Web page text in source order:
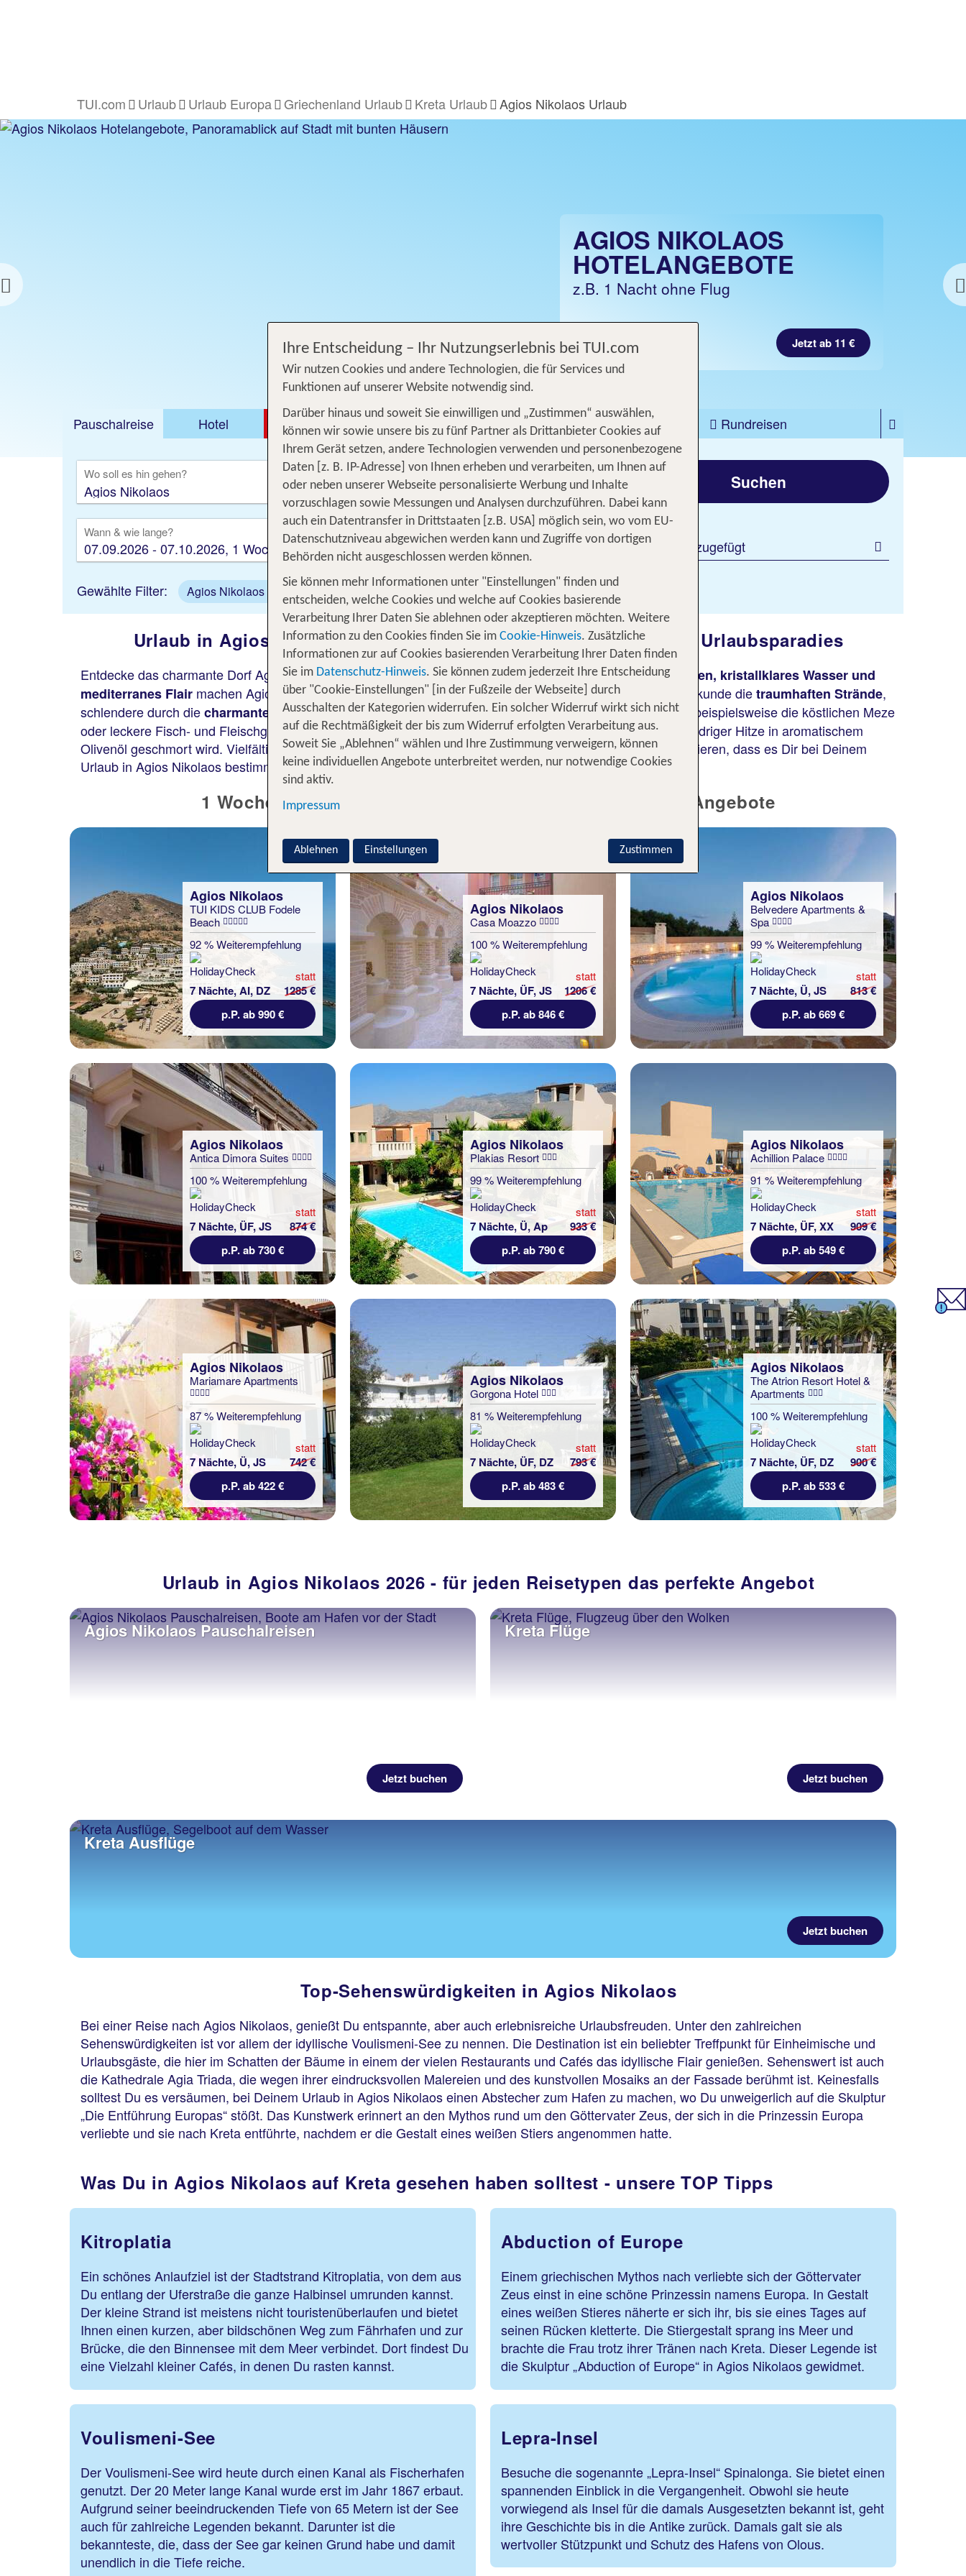
TUI.com Urlaub Urlaub Europa Griechenland Urlaub Kreta Urlaub Agios Nikolaos Urlaub
Previous
Jetzt ab 316 €
AGIOS NIKOLAOS
HOTELANGEBOTE
z.B. 1 Nacht ohne Flug
Jetzt ab 11 €
Pauschalreise Hotel DEALS Flug Ferienhaus Mietwagen Kreuzfahrten
Rundreisen
Ausflüge
Camper Privattransfer Zusatzleistungen
Wo soll es hin gehen? Von wo?
Beliebig
Wann & wie lange?
07.09.2026 - 07.10.2026, 1 Woche
Wer reist mit?
2 Erwachsene
Suchen
1 Filter hinzugefügt
Gewählte Filter: Agios Nikolaos
Urlaub in Agios Nikolaos: TUI bringt Dich schnell und sicher ins Urlaubsparadies
Entdecke das charmante Dorf Agios Nikolaos im Osten der beliebten Urlaubsinsel Kreta.Malerische Buchten, kristallklares Wasser und
mediterranes Flair machen Agios Nikolaos zu dem perfekten Ort, um hier die Seele baumeln zu lassen. Erkunde dietraumhaften Strände,
schlendere durch diecharmante Altstadtund genieße in denkleinen Tavernendie lokalen Spezialitäten, beispielsweise die köstlichen Meze
oder leckere Fisch- und Fleischgerichte wie Tsigariastó, Lamm- oder Ziegenfleisch, das langsam und bei niedriger Hitze in aromatischem
Olivenöl geschmort wird. Vielfältige Ausflugs- und Freizeitmöglichkeiten sorgen für Abwechslung und garantieren, dass es Dir bei Deinem
Urlaub in Agios Nikolaos bestimmt nicht langweilig wird.
1 Woche Agios Nikolaos Urlaub inkl. Flug - Unsere TOP Angebote
Agios Nikolaos
TUI KIDS CLUB Fodele
Beach
92 % Weiterempfehlung
7 Nächte, AI, DZ
statt
1285 €
p.P. ab 990 €
Agios Nikolaos
Casa Moazzo
100 % Weiterempfehlung
7 Nächte, ÜF, JS
statt
1206 €
p.P. ab 846 €
Agios Nikolaos
Belvedere Apartments &
Spa
99 % Weiterempfehlung
7 Nächte, Ü, JS
statt
813 €
p.P. ab 669 €
Agios Nikolaos
Antica Dimora Suites
100 % Weiterempfehlung
7 Nächte, ÜF, JS
statt
874 €
p.P. ab 730 €
Agios Nikolaos
Plakias Resort
99 % Weiterempfehlung
7 Nächte, Ü, Ap
statt
933 €
p.P. ab 790 €
Agios Nikolaos
Achillion Palace
91 % Weiterempfehlung
7 Nächte, ÜF, XX
statt
909 €
p.P. ab 549 €
Agios Nikolaos
Mariamare Apartments
87 % Weiterempfehlung
7 Nächte, Ü, JS
statt
742 €
p.P. ab 422 €
Agios Nikolaos
Gorgona Hotel
81 % Weiterempfehlung
7 Nächte, ÜF, DZ
statt
793 €
p.P. ab 483 €
Agios Nikolaos
The Atrion Resort Hotel &
Apartments
100 % Weiterempfehlung
7 Nächte, ÜF, DZ
statt
900 €
p.P. ab 533 €
Urlaub in Agios Nikolaos 2026 - für jeden Reisetypen das perfekte Angebot
Agios Nikolaos Pauschalreisen
Jetzt buchen
Kreta Flüge
Jetzt buchen
Kreta Ausflüge
Jetzt buchen
Top-Sehenswürdigkeiten in Agios Nikolaos
Bei einer Reise nach Agios Nikolaos, genießt Du entspannte, aber auch erlebnisreiche Urlaubsfreuden. Unter den zahlreichen
Sehenswürdigkeiten ist vor allem der idyllische Voulismeni-See zu nennen. Die Destination ist ein beliebter Treffpunkt für Einheimische und
Urlaubsgäste, die hier im Schatten der Bäume in einem der vielen Restaurants und Cafés das idyllische Flair genießen. Sehenswert ist auch
die Kathedrale Agia Triada, die wegen ihrer eindrucksvollen Malereien und des kunstvollen Mosaiks an der Fassade berühmt ist. Keinesfalls
solltest Du es versäumen, bei Deinem Urlaub in Agios Nikolaos einen Abstecher zum Hafen zu machen, wo Du unweigerlich auf die Skulptur
„Die Entführung Europas“ stößt. Das Kunstwerk erinnert an den Mythos rund um den Göttervater Zeus, der sich in die Prinzessin Europa
verliebte und sie nach Kreta entführte, nachdem er die Gestalt eines weißen Stiers angenommen hatte.
Was Du in Agios Nikolaos auf Kreta gesehen haben solltest - unsere TOP Tipps
Kitroplatia
Ein schönes Anlaufziel ist der Stadtstrand Kitroplatia, von dem aus
Du entlang der Uferstraße die ganze Halbinsel umrunden kannst.
Der kleine Strand ist meistens nicht touristenüberlaufen und bietet
Ihnen einen kurzen, aber bildschönen Weg zum Fährhafen und zur
Brücke, die den Binnensee mit dem Meer verbindet. Dort findest Du
eine Vielzahl kleiner Cafés, in denen Du rasten kannst.
Voulismeni-See
Der Voulismeni-See wird heute durch einen Kanal als Fischerhafen
genutzt. Der 20 Meter lange Kanal wurde erst im Jahr 1867 erbaut.
Aufgrund seiner beeindruckenden Tiefe von 65 Metern ist der See
auch für zahlreiche Legenden bekannt. Darunter ist die
bekannteste, die, dass der See gar keinen Grund habe und damit
unendlich in die Tiefe reiche.
Abduction of Europe
Einem griechischen Mythos nach verliebte sich der Göttervater
Zeus einst in eine schöne Prinzessin namens Europa. In Gestalt
eines weißen Stieres näherte er sich ihr, bis sie eines Tages auf
seinen Rücken kletterte. Die Stiergestalt sprang ins Meer und
brachte die Frau trotz ihrer Tränen nach Kreta. Dieser Legende ist
die Skulptur „Abduction of Europe“ in Agios Nikolaos gewidmet.
Lepra-Insel
Besuche die sogenannte „Lepra-Insel“ Spinalonga. Sie bietet einen
spannenden Einblick in die Vergangenheit. Obwohl sie heute
vorwiegend als Insel für die damals Ausgesetzten bekannt ist, geht
ihre Geschichte bis in die Antike zurück. Damals galt sie als
wertvoller Stützpunkt und Schutz des Hafens von Olous.
Ihre Entscheidung – Ihr Nutzungserlebnis bei TUI.com
Wir nutzen Cookies und andere Technologien, die für Services und
Funktionen auf unserer Website notwendig sind.
Darüber hinaus und soweit Sie einwilligen und „Zustimmen“ auswählen,
können wir sowie unsere bis zu fünf Partner als Drittanbieter Cookies auf
Ihrem Gerät setzen, andere Technologien verwenden und personenbezogene
Daten [z. B. IP-Adresse] von Ihnen erheben und verarbeiten, um Ihnen auf
oder neben unserer Webseite personalisierte Werbung und Inhalte
vorzuschlagen sowie Messungen und Analysen durchzuführen. Dabei kann
auch ein Datentransfer in Drittstaaten [z.B. USA] möglich sein, wo vom EU-
Datenschutzniveau abgewichen werden kann und Zugriffe von dortigen
Behörden nicht ausgeschlossen werden können.
Sie können mehr Informationen unter "Einstellungen" finden und
entscheiden, welche Cookies und welche auf Cookies basierende
Verarbeitung Ihrer Daten Sie ablehnen oder akzeptieren möchten. Weitere
Information zu den Cookies finden Sie im Cookie-Hinweis. Zusätzliche
Informationen zur auf Cookies basierenden Verarbeitung Ihrer Daten finden
Sie im Datenschutz-Hinweis. Sie können zudem jederzeit Ihre Entscheidung
über "Cookie-Einstellungen" [in der Fußzeile der Webseite] durch
Ausschalten der Kategorien widerrufen. Ein solcher Widerruf wirkt sich nicht
auf die Rechtmäßigkeit der bis zum Widerruf erfolgten Verarbeitung aus.
Soweit Sie „Ablehnen“ wählen und Ihre Zustimmung verweigern, können
keine individuellen Angebote unterbreitet werden, nur notwendige Cookies
sind aktiv.
Impressum
Zustimmen
Ablehnen Einstellungen